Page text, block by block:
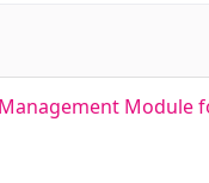
Module